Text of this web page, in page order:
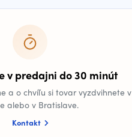
v predajni do 30 minút
a o chvíľu si tovar vyzdvihnete v
alebo v Bratislave.
Kontakt